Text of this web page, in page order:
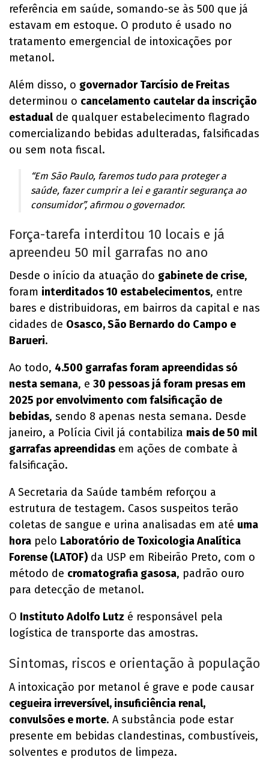
referência em saúde, somando-se às 500 que já
estavam em estoque. O produto é usado no
tratamento emergencial de intoxicações por
metanol.
Além disso, o governador Tarcísio de Freitas
determinou o cancelamento cautelar da inscrição
estadualde qualquer estabelecimento flagrado
comercializando bebidas adulteradas, falsificadas
ou sem nota fiscal.
“Em São Paulo, faremos tudo para proteger a
saúde, fazer cumprir a lei e garantir segurança ao
consumidor”, afirmou o governador.
Força-tarefa interditou 10 locais e já
apreendeu 50 mil garrafas no ano
Desde o início da atuação do gabinete de crise,
foram interditados 10 estabelecimentos, entre
bares e distribuidoras, em bairros da capital e nas
cidades de Osasco, São Bernardo do Campo e
Barueri.
Ao todo, 4.500 garrafas foram apreendidas só
nesta semana, e 30 pessoas já foram presas em
2025 por envolvimento com falsificação de
bebidas, sendo 8 apenas nesta semana. Desde
janeiro, a Polícia Civil já contabiliza mais de 50 mil
garrafas apreendidas em ações de combate à
falsificação.
A Secretaria da Saúde também reforçou a
estrutura de testagem. Casos suspeitos terão
coletas de sangue e urina analisadas em até uma
hora pelo Laboratório de Toxicologia Analítica
Forense (LATOF) da USP em Ribeirão Preto, com o
método de cromatografia gasosa, padrão ouro
para detecção de metanol.
O Instituto Adolfo Lutz é responsável pela
logística de transporte das amostras.
Sintomas, riscos e orientação à população
A intoxicação por metanol é grave e pode causar
cegueira irreversível, insuficiência renal,
convulsões e morte. A substância pode estar
presente em bebidas clandestinas, combustíveis,
solventes e produtos de limpeza.